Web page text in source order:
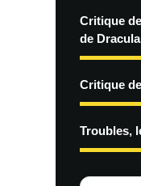
Critique
de Dracula
Critique
Troubles,